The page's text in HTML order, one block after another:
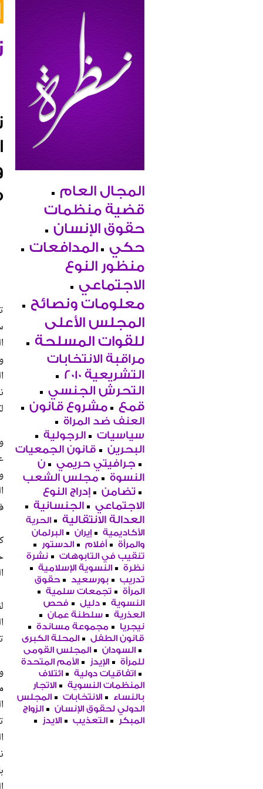
المجال العام
قضية منظمات
حقوق الإنسان
حكي
المدافعات
منظور النوع
الاجتماعي
معلومات ونصائح
المجلس الأعلى
للقوات المسلحة
مراقبة الانتخابات
التشريعية 2010
التحرش الجنسي
قمع
مشروع قانون
العنف ضد المراة
سياسيات
الرجولية
البحرين
قانون الجمعيات
جرافيتي حريمي
ن
النسوة
مجلس الشعب
تضامن
إدراج النوع
الاجتماعي
الجنسانية
العدالة الانتقالية
الحرية
الأكاديمية
إيران
البرلمان
والمرأة
أفلام
الدستور
تنقيب في التابوهات
نشرة
نظرة
النسوية الإسلامية
تدريب
بورسعيد
حقوق
المرأة
تجمعات سلمية
النسوية
دليل
فحص
العذرية
سلطنة عمان
نيجريا
مجموعة مساندة
قانون الطفل
المحلة الكبرى
السودان
المجلس القومى
للمرأة
الإيدز
الأمم المتحدة
اتفاقيات دولية
ائتلاف
المنظمات النسوية
الاتجار
بالنساء
الانتخابات
المجلس
الدولي لحقوق الإنسان
الزواج
المبكر
التعذيب الايدز